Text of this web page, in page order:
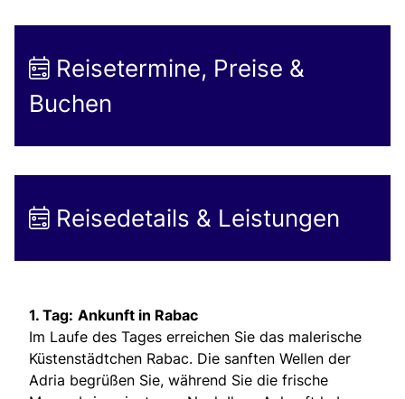
Reisetermine, Preise &
Buchen
Reisedetails & Leistungen
1. Tag: Ankunft in Rabac
Im Laufe des Tages erreichen Sie das malerische
Küstenstädtchen Rabac. Die sanften Wellen der
Adria begrüßen Sie, während Sie die frische